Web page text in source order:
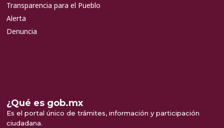
Transparencia para el Pueblo
Alerta
Denuncia
¿Qué es gob.mx
Es el portal único de trámites, información y participación
ciudadana.